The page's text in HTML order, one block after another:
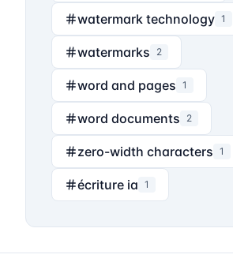
watermark technology 1
watermarks 2
word and pages 1
word documents 2
zero-width characters 1
écriture ia 1